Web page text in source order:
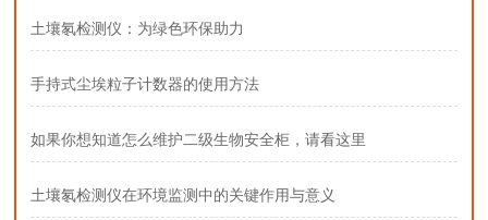
土壤氡检测仪：为绿色环保助力
手持式尘埃粒子计数器的使用方法
如果你想知道怎么维护二级生物安全柜，请看这里
土壤氡检测仪在环境监测中的关键作用与意义